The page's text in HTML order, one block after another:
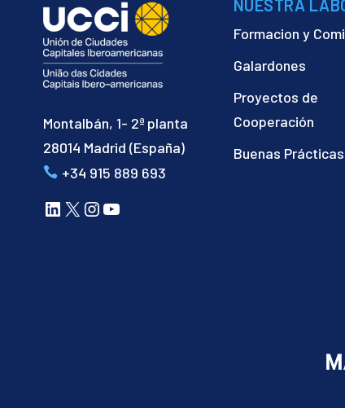
Montalbán, 1- 2ª planta
28014 Madrid (España)
+34 915 889 693
LinkedIn
X Instagram
YouTube
NUESTRA
Formacion y
Galardones
Proyectos de
Cooperación
Buenas Prácticas